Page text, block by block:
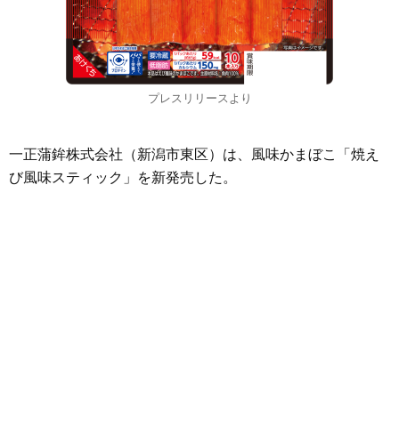
プレスリリースより
一正蒲鉾株式会社（新潟市東区）は、風味かまぼこ「焼え
び風味スティック」を新発売した。